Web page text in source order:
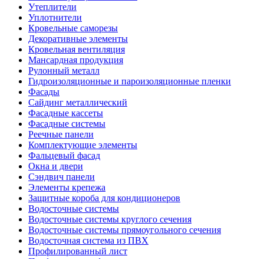
Утеплители
Уплотнители
Кровельные саморезы
Декоративные элементы
Кровельная вентиляция
Мансардная продукция
Рулонный металл
Гидроизоляционные и пароизоляционные пленки
Фасады
Сайдинг металлический
Фасадные кассеты
Фасадные системы
Реечные панели
Комплектующие элементы
Фальцевый фасад
Окна и двери
Сэндвич панели
Элементы крепежа
Защитные короба для кондиционеров
Водосточные системы
Водосточные системы круглого сечения
Водосточные системы прямоугольного сечения
Водосточная система из ПВХ
Профилированный лист